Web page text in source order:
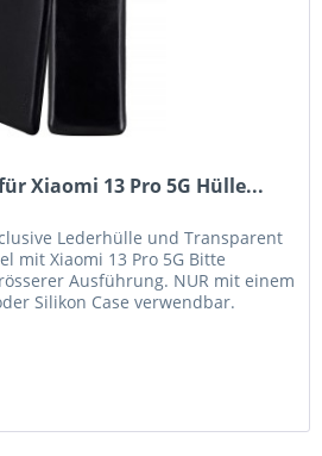
Xiaomi 13 Pro 5G Hülle...
Lederhülle und Transparent
mit Xiaomi 13 Pro 5G Bitte
Ausführung. NUR mit einem
Silikon Case verwendbar.